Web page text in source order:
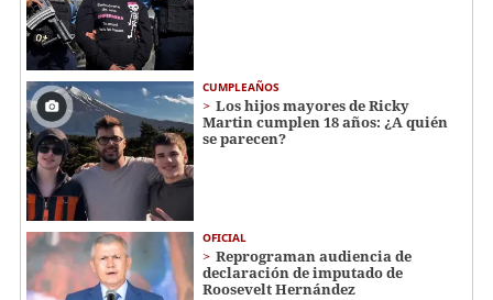
CUMPLEAÑOS
Los hijos mayores de Ricky
Martin cumplen 18 años: ¿A quién
se parecen?
OFICIAL
Reprograman audiencia de
declaración de imputado de
Roosevelt Hernández